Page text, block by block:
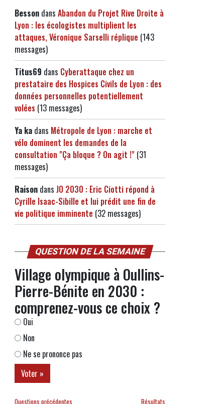
Besson dans Abandon du Projet Rive Droite à
Lyon : les écologistes multiplient les
attaques, Véronique Sarselli réplique (143
messages)
Titus69 dans Cyberattaque chez un
prestataire des Hospices Civils de Lyon : des
données personnelles potentiellement
volées (13 messages)
Ya ka dans Métropole de Lyon : marche et
vélo dominent les demandes de la
consultation "Ça bloque ? On agit !" (31
messages)
Raison dans JO 2030 : Eric Ciotti répond à
Cyrille Isaac-Sibille et lui prédit une fin de
vie politique imminente (32 messages)
QUESTION DE LA SEMAINE
Village olympique à Oullins-
Pierre-Bénite en 2030 :
comprenez-vous ce choix ?
Oui
Non
Ne se prononce pas
Questions précédentes Résultats